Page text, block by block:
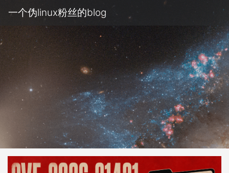
一个伪linux粉丝的blog